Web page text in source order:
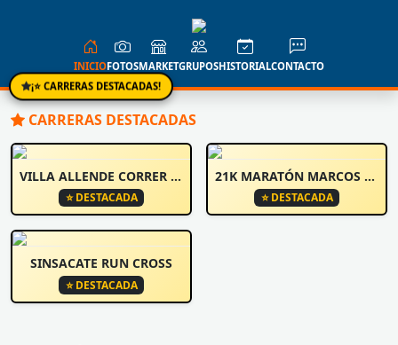
¡⭐ CARRERAS DESTACADAS!
INICIOFOTOSMARKETGRUPOSHISTORIALCONTACTO
CARRERAS DESTACADAS
VILLA ALLENDE CORRER Y CAMINA
⭐ DESTACADA
21K MARATÓN MARCOS JUÁREZ
⭐ DESTACADA
SINSACATE RUN CROSS
⭐ DESTACADA